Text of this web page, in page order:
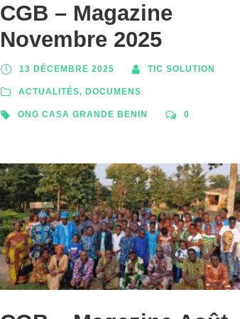
CGB – Magazine
Novembre 2025
13 DÉCEMBRE 2025 TIC SOLUTION
ACTUALITÉS, DOCUMENS
ONG CASA GRANDE BENIN 0